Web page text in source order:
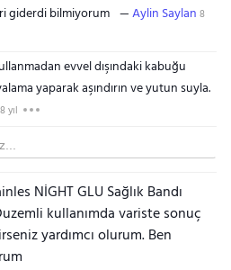
giderdi bilmiyorum
Aylin Saylan 8
evvel dışındaki kabuğu
yaparak aşındırın ve yutun suyla.
8 yıl
NİGHT GLU Sağlık Bandı
kullanımda variste sonuç
yardımcı olurum. Ben